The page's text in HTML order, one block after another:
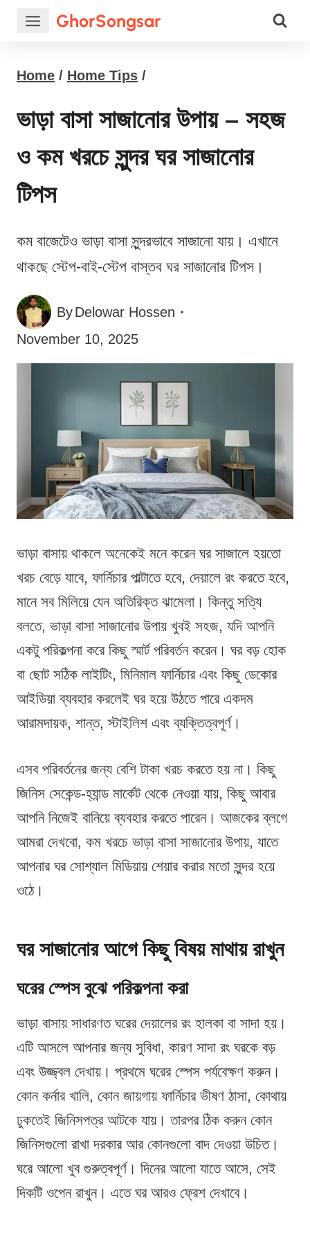
GhorSongsar
Home / Home Tips /
ভাড়া বাসা সাজানোর উপায় – সহজ
ও কম খরচে সুন্দর ঘর সাজানোর
টিপস
কম বাজেটেও ভাড়া বাসা সুন্দরভাবে সাজানো যায়। এখানে
থাকছে স্টেপ-বাই-স্টেপ বাস্তব ঘর সাজানোর টিপস।
ByDelowar Hossen
November 10, 2025
ভাড়া বাসায় থাকলে অনেকেই মনে করেন ঘর সাজালে হয়তো
খরচ বেড়ে যাবে, ফার্নিচার পাল্টাতে হবে, দেয়ালে রং করতে হবে,
মানে সব মিলিয়ে যেন অতিরিক্ত ঝামেলা। কিন্তু সত্যি
বলতে, ভাড়া বাসা সাজানোর উপায় খুবই সহজ, যদি আপনি
একটু পরিকল্পনা করে কিছু স্মার্ট পরিবর্তন করেন। ঘর বড় হোক
বা ছোট সঠিক লাইটিং, মিনিমাল ফার্নিচার এবং কিছু ডেকোর
আইডিয়া ব্যবহার করলেই ঘর হয়ে উঠতে পারে একদম
আরামদায়ক, শান্ত, স্টাইলিশ এবং ব্যক্তিত্বপূর্ণ।
এসব পরিবর্তনের জন্য বেশি টাকা খরচ করতে হয় না। কিছু
জিনিস সেকেন্ড-হ্যান্ড মার্কেট থেকে নেওয়া যায়, কিছু আবার
আপনি নিজেই বানিয়ে ব্যবহার করতে পারেন। আজকের ব্লগে
আমরা দেখবো, কম খরচে ভাড়া বাসা সাজানোর উপায়, যাতে
আপনার ঘর সোশ্যাল মিডিয়ায় শেয়ার করার মতো সুন্দর হয়ে
ওঠে।
ঘর সাজানোর আগে কিছু বিষয় মাথায় রাখুন
ঘরের স্পেস বুঝে পরিকল্পনা করা
ভাড়া বাসায় সাধারণত ঘরের দেয়ালের রং হালকা বা সাদা হয়।
এটি আসলে আপনার জন্য সুবিধা, কারণ সাদা রং ঘরকে বড়
এবং উজ্জ্বল দেখায়। প্রথমে ঘরের স্পেস পর্যবেক্ষণ করুন।
কোন কর্নার খালি, কোন জায়গায় ফার্নিচার ভীষণ ঠাসা, কোথায়
ঢুকতেই জিনিসপত্র আটকে যায়। তারপর ঠিক করুন কোন
জিনিসগুলো রাখা দরকার আর কোনগুলো বাদ দেওয়া উচিত।
ঘরে আলো খুব গুরুত্বপূর্ণ। দিনের আলো যাতে আসে, সেই
দিকটি ওপেন রাখুন। এতে ঘর আরও ফ্রেশ দেখাবে।